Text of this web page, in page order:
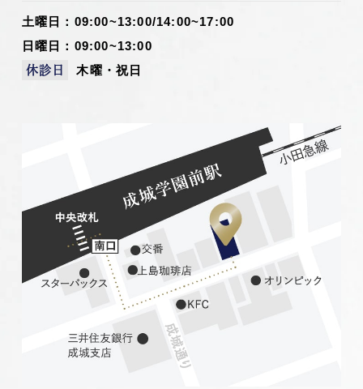
土曜日：09:00~13:00/14:00~17:00
日曜日：09:00~13:00
休診日 木曜・祝日